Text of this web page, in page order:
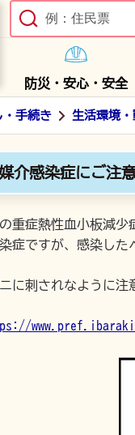
防災・安心・安全
・手続き 生活環境・
介感染症にご注
重症熱性血小板減少
症ですが、感染し
に刺されなように注